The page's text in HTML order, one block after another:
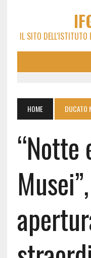
IL SITO DELL'ISTITUTO
HOME DUCATO
“Notte